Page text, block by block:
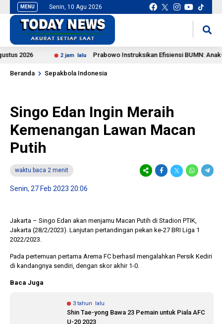
MENU Senin, 10 Agu 2026
2026 2 jam lalu Prabowo Instruksikan Efisiensi BUMN: Anak-
Beranda Sepakbola Indonesia
Singo Edan Ingin Meraih
Kemenangan Lawan Macan
Putih
waktu baca 2 menit
Senin, 27 Feb 2023 20:06
Jakarta – Singo Edan akan menjamu Macan Putih di Stadion PTIK,
Jakarta (28/2/2023). Lanjutan pertandingan pekan ke-27 BRI Liga 1
2022/2023.
Pada pertemuan pertama Arema FC berhasil mengalahkan Persik Kediri
di kandangnya sendiri, dengan skor akhir 1-0.
Baca Juga
3 tahun lalu
Shin Tae-yong Bawa 23 Pemain untuk Piala AFC
U-20 2023
Banyak Gugatan di
Pilkada 2024, Legislator
Ragukan SDM Bawaslu
KPU